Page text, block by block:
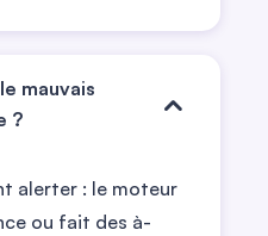
mauvais
?
alerter : le moteur
ou fait des à-